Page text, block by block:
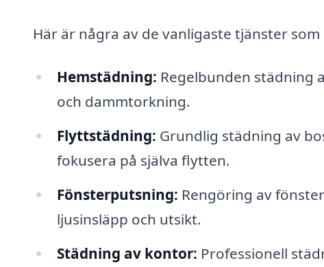
Här är några av de vanligaste tjänster
Hemstädning: Regelbunden städning
och dammtorkning.
Flyttstädning: Grundlig städning av
fokusera på själva flytten.
Fönsterputsning: Rengöring av
ljusinsläpp och utsikt.
Städning av kontor: Professionell